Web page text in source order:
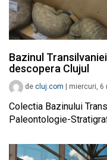
Bazinul
descopera Clujul
de cluj.com miercuri, 6
Colectia Bazinului
Paleontologie-